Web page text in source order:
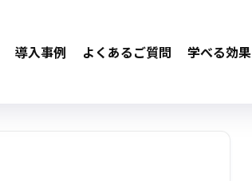
導入事例 よくあるご質問 学べる効果